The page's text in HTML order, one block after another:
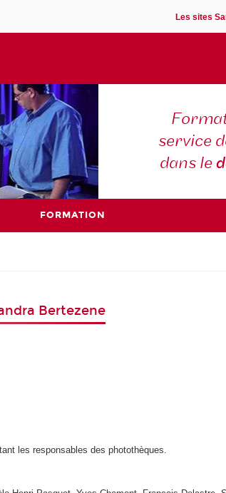
Les sites
service
dans le
FORMATION
Bertezene
les responsables des photothèques.